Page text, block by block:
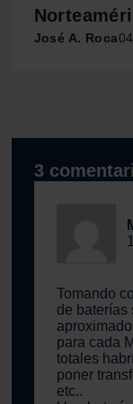
web, quienes
que les haya
José A. Roca
3
Tomando
de baterías
para cada
totales
poner
etc..